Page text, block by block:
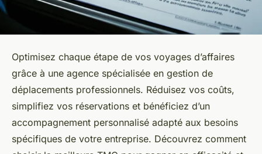
Optimisez chaque étape de vos voyages d’affaires
grâce à une agence spécialisée en gestion de
déplacements professionnels. Réduisez vos coûts,
simplifiez vos réservations et bénéficiez d’un
accompagnement personnalisé adapté aux besoins
spécifiques de votre entreprise. Découvrez comment